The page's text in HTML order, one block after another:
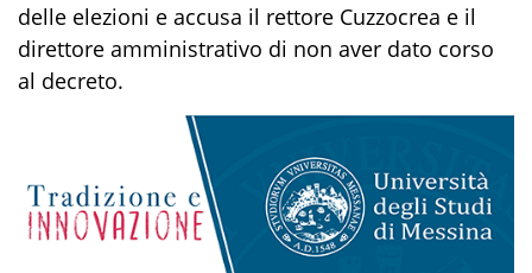
delle elezioni e accusa il rettore Cuzzocrea e il
direttore amministrativo di non aver dato corso
al decreto.